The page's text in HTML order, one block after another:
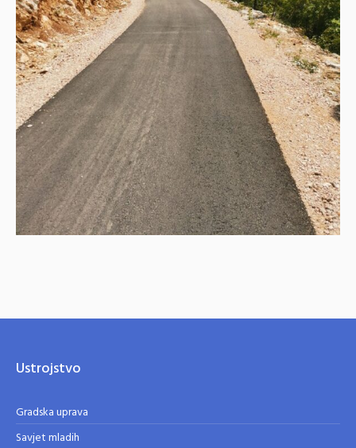
Ustrojstvo
Gradska uprava
Savjet mladih